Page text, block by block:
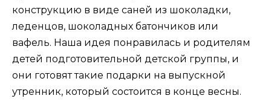
конструкцию в виде саней из шоколадки,
леденцов, шоколадных батончиков или
вафель. Наша идея понравилась и родителям
детей подготовительной детской группы, и
они готовят такие подарки на выпускной
утренник, который состоится в конце весны.